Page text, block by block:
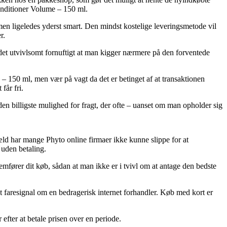
Volume – 150 ml.
ligeledes yderst smart. Den mindst kostelige leveringsmetode vil
utvivlsomt fornuftigt at man kigger nærmere på den forventede
ml, men vær på vagt da det er betinget af at transaktionen
får fri.
billigste mulighed for fragt, der ofte – uanset om man opholder sig
har mange Phyto online firmaer ikke kunne slippe for at
betaling.
dit køb, sådan at man ikke er i tvivl om at antage den bedste
om en bedragerisk internet forhandler. Køb med kort er
at betale prisen over en periode.